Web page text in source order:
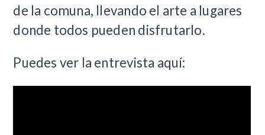
de la comuna, llevando el arte a lugares
donde todos pueden disfrutarlo.
Puedes ver la entrevista aquí: